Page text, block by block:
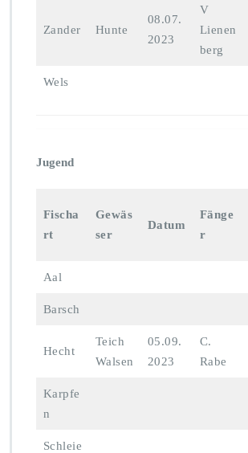
Zander Hunte
08.07.
2023
V
Lienen
berg
Wels
Jugend
Fischa
rt
Gewäs
ser
Datum
Fänge
r
Aal
Barsch
Hecht
Teich
Walsen
05.09.
2023
C.
Rabe
Karpfe
n
Schleie